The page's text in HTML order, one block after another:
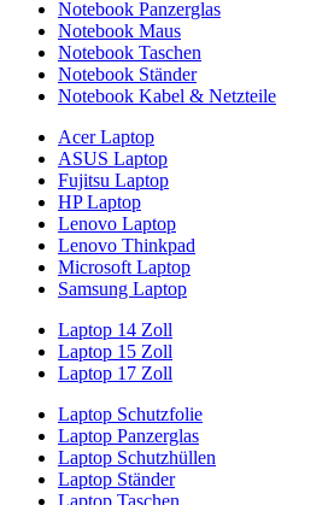
Notebook Panzerglas
Notebook Maus
Notebook Taschen
Notebook Ständer
Notebook Kabel & Netzteile
Acer Laptop
ASUS Laptop
Fujitsu Laptop
HP Laptop
Lenovo Laptop
Lenovo Thinkpad
Microsoft Laptop
Samsung Laptop
Laptop 14 Zoll
Laptop 15 Zoll
Laptop 17 Zoll
Laptop Schutzfolie
Laptop Panzerglas
Laptop Schutzhüllen
Laptop Ständer
Laptop Taschen